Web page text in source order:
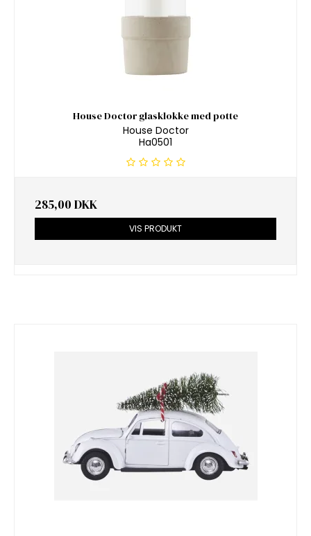
House Doctor glasklokke med potte
House Doctor
Ha0501
285,00 DKK
VIS PRODUKT